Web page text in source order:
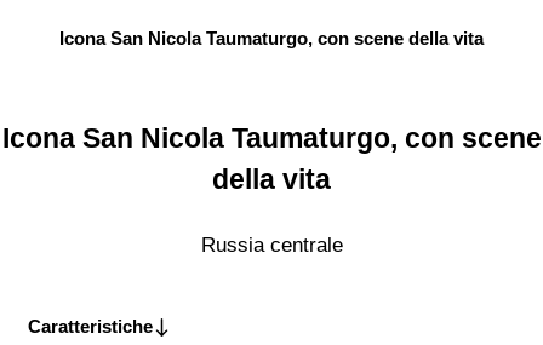
Icona San Nicola Taumaturgo, con scene della vita
Icona San Nicola Taumaturgo, con scene
della vita
Russia centrale
Caratteristiche